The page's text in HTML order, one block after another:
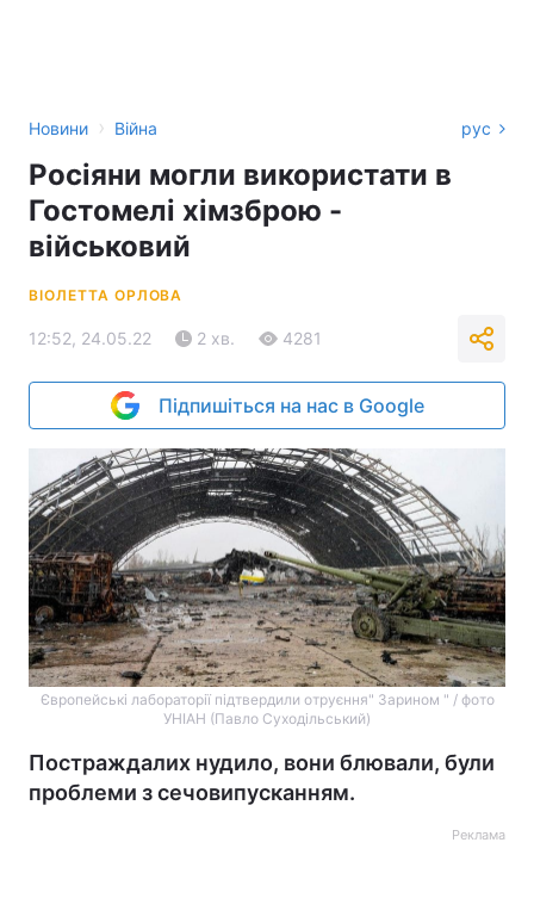
Новини › Війна рус
Росіяни могли використати в
Гостомелі хімзброю -
військовий
ВІОЛЕТТА ОРЛОВА
12:52, 24.05.22 2 хв. 4281
Підпишіться на нас в Google
Європейські лабораторії підтвердили отруєння" Зарином " / фото
УНІАН (Павло Суходільський)
Постраждалих нудило, вони блювали, були
проблеми з сечовипусканням.
Реклама